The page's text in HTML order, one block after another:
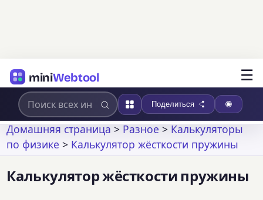
miniWebtool ☰
Поделиться
Домашняя страница>Разное>Калькуляторы
по физике > Калькулятор жёсткости пружины
Калькулятор жёсткости пружины